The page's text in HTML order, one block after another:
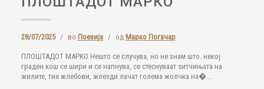
28/07/2025 / во Поезија / од Марко Погачар
ПЛОШТАДОТ МАРКО Нешто се случува, но не знам што. некој
граден кош се шири и се напнува, се стеснуваат ѕитчињата на
жилите, тие жлебови, жлезди лачат голема жолчка на�...